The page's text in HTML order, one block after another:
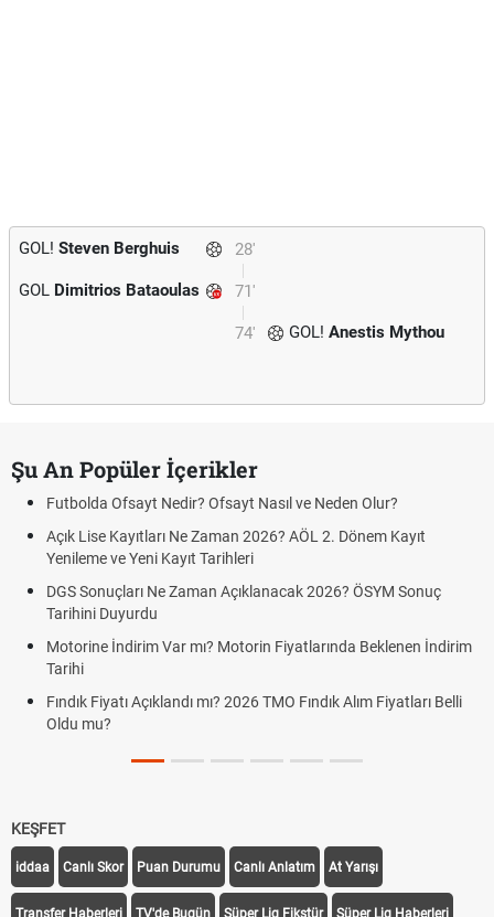
28'
GOL! Steven Berghuis
71'
GOL Dimitrios Bataoulas
74' GOL! Anestis Mythou
Şu An Popüler İçerikler
Futbolda Ofsayt Nedir? Ofsayt Nasıl ve Neden Olur?
Açık Lise Kayıtları Ne Zaman 2026? AÖL 2. Dönem Kayıt
Yenileme ve Yeni Kayıt Tarihleri
DGS Sonuçları Ne Zaman Açıklanacak 2026? ÖSYM Sonuç
Tarihini Duyurdu
Motorine İndirim Var mı? Motorin Fiyatlarında Beklenen İndirim
Tarihi
Fındık Fiyatı Açıklandı mı? 2026 TMO Fındık Alım Fiyatları Belli
Oldu mu?
KEŞFET
iddaa Canlı Skor Puan Durumu Canlı Anlatım At Yarışı
Transfer Haberleri TV'de Bugün Süper Lig Fikstür Süper Lig Haberleri